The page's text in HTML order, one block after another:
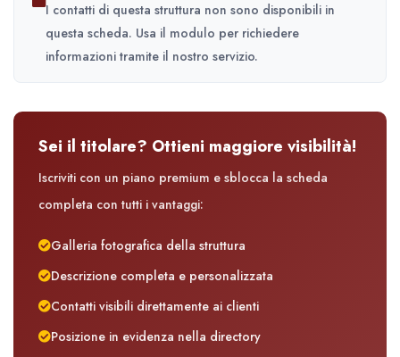
I contatti di questa struttura non sono disponibili in
questa scheda. Usa il modulo per richiedere
informazioni tramite il nostro servizio.
Sei il titolare? Ottieni maggiore visibilità!
Iscriviti con un piano premium e sblocca la scheda
completa con tutti i vantaggi:
Galleria fotografica della struttura
Descrizione completa e personalizzata
Contatti visibili direttamente ai clienti
Posizione in evidenza nella directory